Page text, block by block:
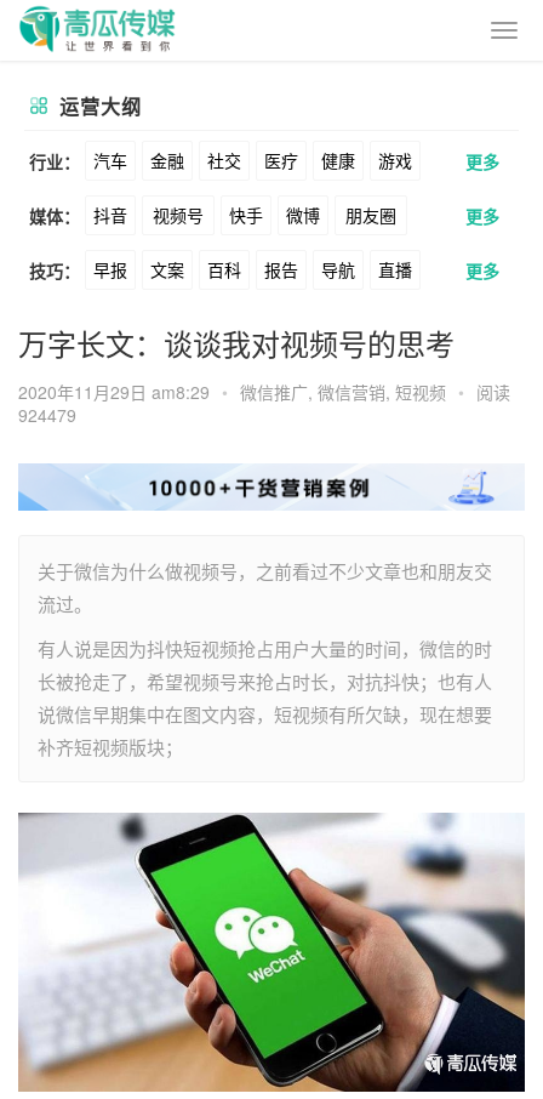
运营大纲
行业： 汽车 金融 社交 医疗 健康 游戏
动漫 美妆 美食 家装 教育 婚纱
酒旅 母婴 宠物 文娱 跨境 科技
广告 元宇宙 房地产
更多
媒体： 抖音 视频号 快手 微博 朋友圈
公众号 B站 小红书 头条 知乎
Soul 360 百度 搜狗 爱奇艺 美柚
美图 最右 神马 谷歌 Facebook
更多
技巧： 早报 文案 百科 报告 导航 直播
卖货 脚本 话术 电商 私域 社群
涨粉 广告 推广 方案 策划 案例
KOL 元宇宙 跨境 青瓜通
更多
万字长文：谈谈我对视频号的思考
2020年11月29日 am8:29 • 微信推广, 微信营销, 短视频 • 阅读
924479
关于微信为什么做视频号，之前看过不少文章也和朋友交
流过。
有人说是因为抖快短视频抢占用户大量的时间，微信的时
长被抢走了，希望视频号来抢占时长，对抗抖快；也有人
说微信早期集中在图文内容，短视频有所欠缺，现在想要
补齐短视频版块；